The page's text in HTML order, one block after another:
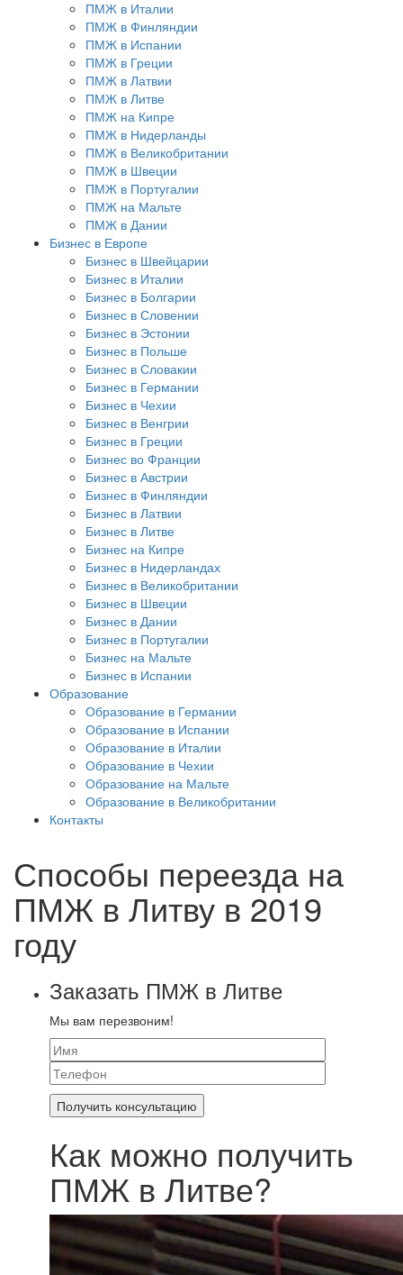
ПМЖ в Италии
ПМЖ в Финляндии
ПМЖ в Испании
ПМЖ в Греции
ПМЖ в Латвии
ПМЖ в Литве
ПМЖ на Кипре
ПМЖ в Нидерланды
ПМЖ в Великобритании
ПМЖ в Швеции
ПМЖ в Португалии
ПМЖ на Мальте
ПМЖ в Дании
Бизнес в Европе
Бизнес в Швейцарии
Бизнес в Италии
Бизнес в Болгарии
Бизнес в Словении
Бизнес в Эстонии
Бизнес в Польше
Бизнес в Словакии
Бизнес в Германии
Бизнес в Чехии
Бизнес в Венгрии
Бизнес в Греции
Бизнес во Франции
Бизнес в Австрии
Бизнес в Финляндии
Бизнес в Латвии
Бизнес в Литве
Бизнес на Кипре
Бизнес в Нидерландах
Бизнес в Великобритании
Бизнес в Швеции
Бизнес в Дании
Бизнес в Португалии
Бизнес на Мальте
Бизнес в Испании
Образование
Образование в Германии
Образование в Испании
Образование в Италии
Образование в Чехии
Образование на Мальте
Образование в Великобритании
Контакты
Способы переезда на
ПМЖ в Литву в 2019
году
Заказать ПМЖ в Литве
Мы вам перезвоним!
Как можно получить
ПМЖ в Литве?